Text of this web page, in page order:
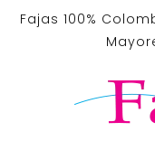
Fajas 100%